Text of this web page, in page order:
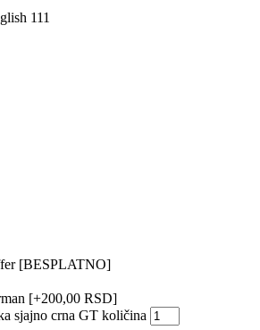
111
[BESPLATNO]
[+200,00 RSD]
sjajno crna GT količina